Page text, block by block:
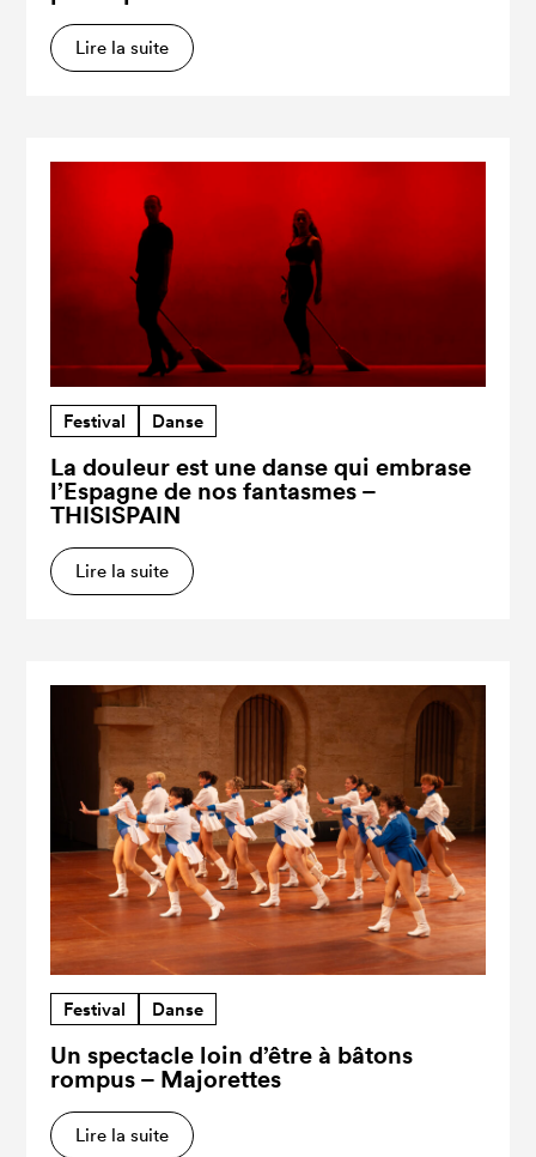
Lire la suite
Festival Danse
La douleur est une danse qui embrase
l’Espagne de nos fantasmes –
THISISPAIN
Lire la suite
Festival Danse
Un spectacle loin d’être à bâtons
rompus – Majorettes
Lire la suite